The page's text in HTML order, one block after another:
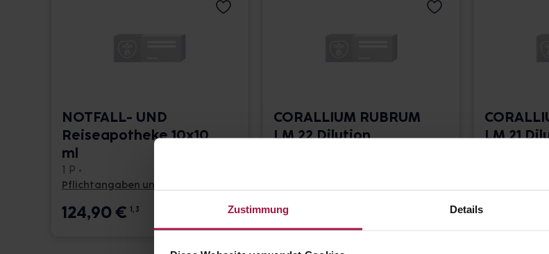
Zustimmung Details
NOTFALL- UND
Reiseapotheke 10x10
ml
1 P •
Pflichtangaben und Details
124,90€ 1, 3
CORALLIUM RUBRUM
LM 22 Dilution
17,66
LM 21